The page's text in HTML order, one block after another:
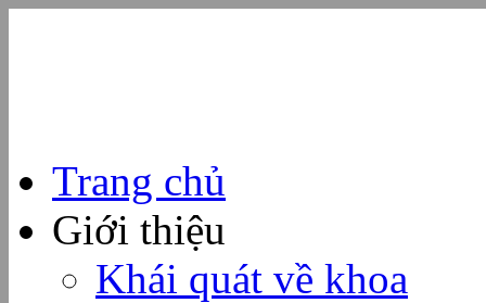
Trang chủ
Giới thiệu
Khái quát về khoa